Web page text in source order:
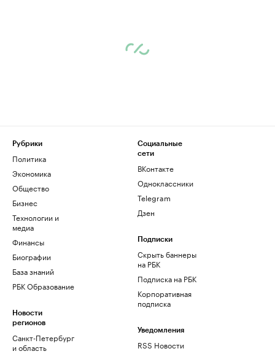
Рубрики
Политика
Экономика
Общество
Бизнес
Технологии и
медиа
Финансы
Биографии
База знаний
РБК Образование
Новости
регионов
Санкт-Петербург
и область
Социальные
сети
ВКонтакте
Одноклассники
Telegram
Дзен
Подписки
Скрыть баннеры
на РБК
Подписка на РБК
Корпоративная
подписка
Уведомления
RSS Новости